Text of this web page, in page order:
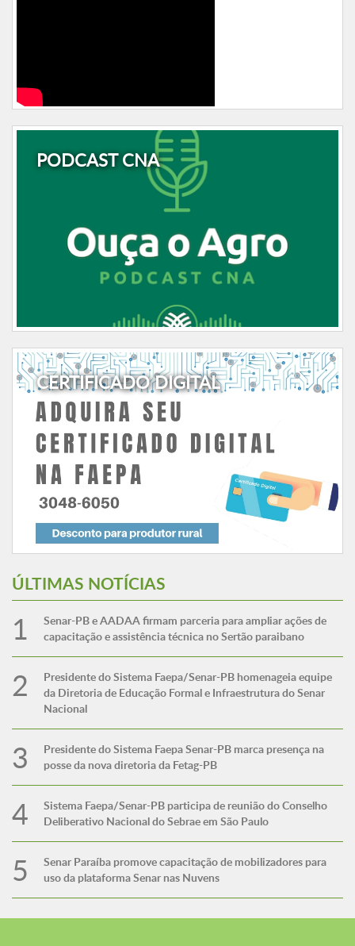
PODCAST CNA
CERTIFICADO DIGITAL
ÚLTIMAS NOTÍCIAS
Senar-PB e AADAA firmam parceria para ampliar ações de
capacitação e assistência técnica no Sertão paraibano
Presidente do Sistema Faepa/Senar-PB homenageia equipe
da Diretoria de Educação Formal e Infraestrutura do Senar
Nacional
Presidente do Sistema Faepa Senar-PB marca presença na
posse da nova diretoria da Fetag-PB
Sistema Faepa/Senar-PB participa de reunião do Conselho
Deliberativo Nacional do Sebrae em São Paulo
Senar Paraíba promove capacitação de mobilizadores para
uso da plataforma Senar nas Nuvens